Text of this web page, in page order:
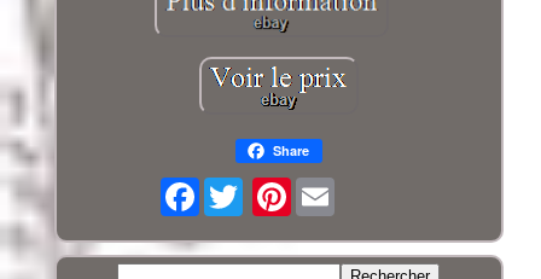
Share
Facebook Pinterest